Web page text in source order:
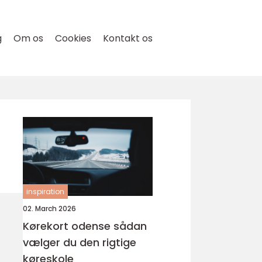
Om os Cookies Kontakt os
inspiration
02. March 2026
Kørekort odense sådan
vælger du den rigtige
køreskole